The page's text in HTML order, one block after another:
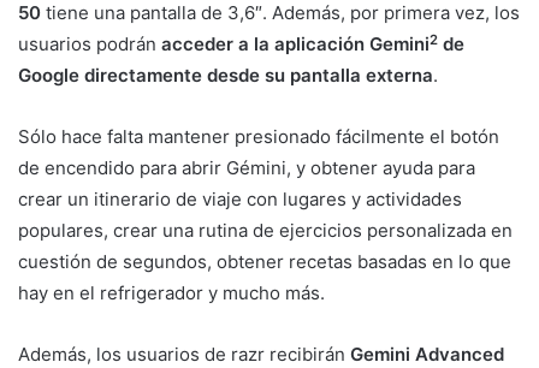
50 tiene una pantalla de 3,6″. Además, por primera vez, los
usuarios podrán acceder a la aplicación Gemini2 de
Google directamente desde su pantalla externa.
Sólo hace falta mantener presionado fácilmente el botón
de encendido para abrir Gémini, y obtener ayuda para
crear un itinerario de viaje con lugares y actividades
populares, crear una rutina de ejercicios personalizada en
cuestión de segundos, obtener recetas basadas en lo que
hay en el refrigerador y mucho más.
Además, los usuarios de razr recibirán Gemini Advanced